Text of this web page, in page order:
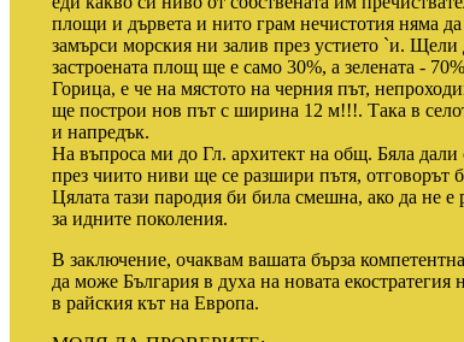
площи и дървета и нито грам нечистотия няма да
замърси морския ни залив през устието `и. Щели
застроената площ ще е само 30%, а зелената -
Горица, е че на мястото на черния път,
ще построи нов път с ширина 12 м!!!. Така в
и напредък.
На въпроса ми до Гл. архитект на общ. Бяла
през чиито ниви ще се разшири пътя, отговорът
Цялата тази пародия би била смешна, ако да не е
за идните поколения.
В заключение, очаквам вашата бърза
да може България в духа на новата
в райския кът на Европа.